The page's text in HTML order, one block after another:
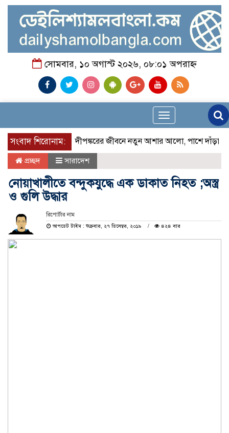
সোমবার, ১০ অগাস্ট ২০২৬, ০৮:০১ অপরাহ্ন
Toggle
navigation
সংবাদ শিরোনাম:
প্রতিবন্ধী দীপঙ্করের জীবনে নতুন আশার আলো, পাশে দাঁড়াল
প্রচ্ছদ সারাদেশ
নোয়াখালীতে বন্দুকযুদ্ধে এক ডাকাত নিহত ;অস্ত্র
ও গুলি উদ্ধার
রিপোর্টার নাম
আপডেট টাইম : শুক্রবার, ২৭ ডিসেম্বর, ২০১৯
৪২৪ বার